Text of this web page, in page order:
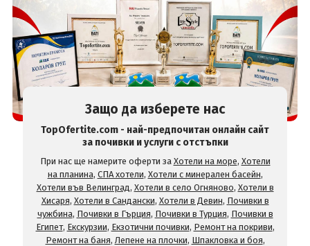
Защо да изберете нас
TopOfertite.com - най-предпочитан онлайн сайт
за почивки и услуги с отстъпки
При нас ще намерите оферти за Хотели на море, Хотели
на планина, СПА хотели, Хотели с минерален басейн,
Хотели във Велинград, Хотели в село Огняново, Хотели в
Хисаря, Хотели в Сандански, Хотели в Девин, Почивки в
чужбина, Почивки в Гърция, Почивки в Турция, Почивки в
Египет, Екскурзии, Екзотични почивки, Ремонт на покриви,
Ремонт на баня, Лепене на плочки, Шпакловка и боя,